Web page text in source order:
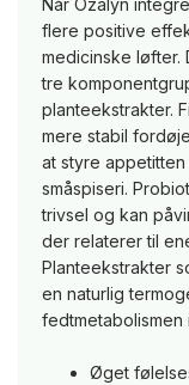
Når Ozalyn
flere positive
medicinske løfter.
tre
planteekstrakter.
mere stabil
at styre
småspiseri.
trivsel og kan
der relaterer til
Planteekstrakter
en naturlig
fedtmetabolismen
Øget